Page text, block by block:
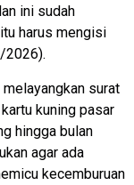
ini sudah
harus mengisi
2026).
surat
kuning pasar
hingga bulan
agar ada
kecemburuan